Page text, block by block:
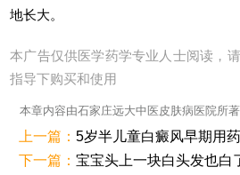
地长大。
本广告仅供医学药学专业人士阅读，
指导下购买和使用
本章内容由石家庄远大中医皮肤病医院所
上一篇：5岁半儿童白癜风早期用
下一篇：宝宝头上一块白头发也白